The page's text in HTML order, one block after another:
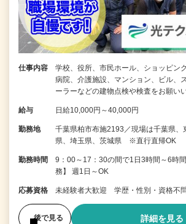
仕事内容
学校、役所、市民ホール、ショッピン
病院、介護施設、マンション、ビル、
ーラーなどの建物点検や検査をお願い
給与 日給10,000円～40,000円
勤務地
千葉県柏市布施2193／現場は千葉県、
県、埼玉県、茨城県 ※直行直帰OK
勤務時間
9：00～17：30の間で1日3時間～6
務】 週1日～OK
応募資格 未経験者大歓迎 学歴・性別・資格不
後で見る 詳細を見る